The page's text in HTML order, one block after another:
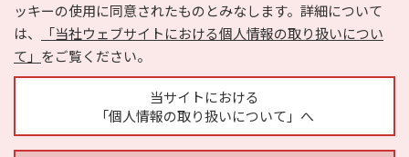
ッキーの使用に同意されたものとみなします。詳細について
は、
「当社ウェブサイトにおける個人情報の取り扱いについ
て」 をご覧ください。
当サイトにおける
「個人情報の取り扱いについて」へ
Copyright © HYOJITO.Co.,Ltd. All Rights Reserved.